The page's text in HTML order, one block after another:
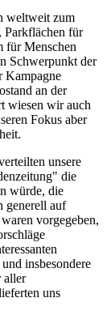
weltweit zum
Parkflächen für
für Menschen
Schwerpunkt der
Kampagne
an der
wiesen wir auch
Fokus aber
unsere
die
würde, die
generell auf
vorgegeben,
insbesondere
aller
uns